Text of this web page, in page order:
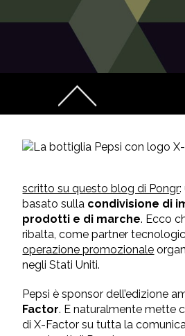
scritto su questo blog di Pongr:
basato sulla condivisione di
prodotti e di marche. Ecco
ribalta, come partner
operazione promozionale
negli Stati Uniti.
Pepsi è sponsor dell’edizione
Factor. E naturalmente mette
di X-Factor su tutta la